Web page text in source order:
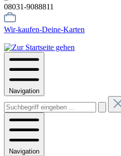
08031-9088811
Wir-kaufen-Deine-Karten
Navigation
Navigation